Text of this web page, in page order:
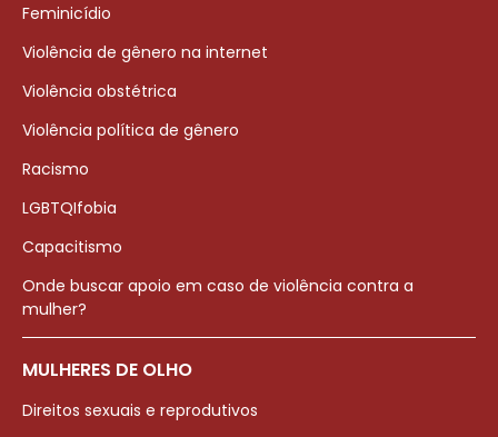
Feminicídio
Violência de gênero na internet
Violência obstétrica
Violência política de gênero
Racismo
LGBTQIfobia
Capacitismo
Onde buscar apoio em caso de violência contra a
mulher?
MULHERES DE OLHO
Direitos sexuais e reprodutivos